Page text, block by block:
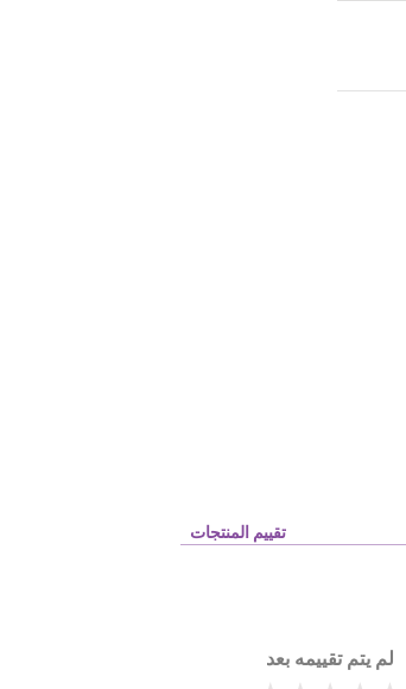
تقييم المنتجات
لم يتم تقييمه بعد